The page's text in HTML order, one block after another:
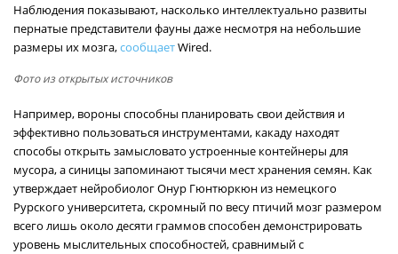
Наблюдения показывают, насколько интеллектуально развиты
пернатые представители фауны даже несмотря на небольшие
размеры их мозга,сообщаетWired.
Фото из открытых источников
Например, вороны способны планировать свои действия и
эффективно пользоваться инструментами, какаду находят
способы открыть замысловато устроенные контейнеры для
мусора, а синицы запоминают тысячи мест хранения семян. Как
утверждает нейробиолог Онур Гюнтюркюн из немецкого
Рурского университета, скромный по весу птичий мозг размером
всего лишь около десяти граммов способен демонстрировать
уровень мыслительных способностей, сравнимый с